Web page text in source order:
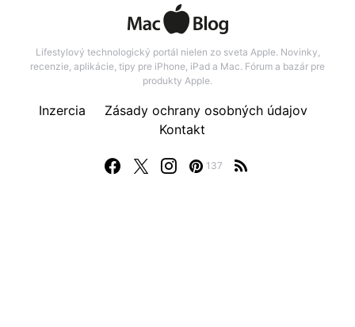
Lifestylový technologický portál nielen zo sveta Apple. Novinky,
recenzie, aplikácie, tipy pre iPhone, iPad a Mac. Fórum a bazár pre
produkty Apple.
137
Inzercia
Zásady ochrany osobných údajov
Kontakt